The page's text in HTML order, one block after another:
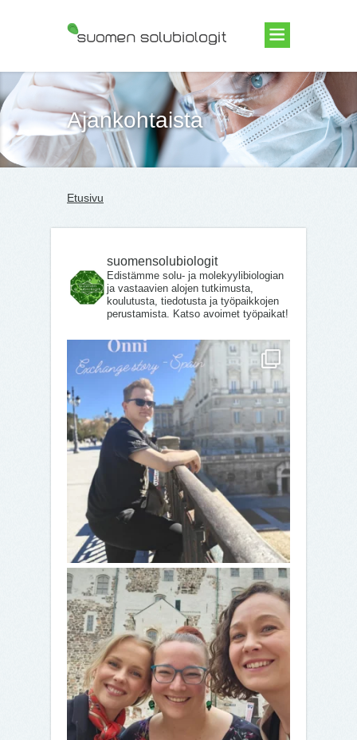
Suomen Solubiologit ry
Ajankohtaista
Etusivu
suomensolubiologit
Edistämme solu- ja molekyylibiologian
ja vastaavien alojen tutkimusta,
koulutusta, tiedotusta ja työpaikkojen
perustamista. Katso avoimet työpaikat!